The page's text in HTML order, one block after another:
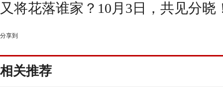
又将花落谁家？ 10月3日， 共见分晓
分享到
相关推荐